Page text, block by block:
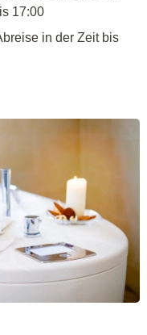
17:00
in der Zeit bis